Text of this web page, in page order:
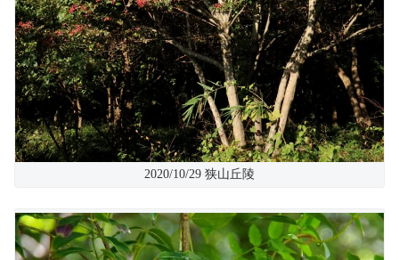
2020/10/29 狭山丘陵